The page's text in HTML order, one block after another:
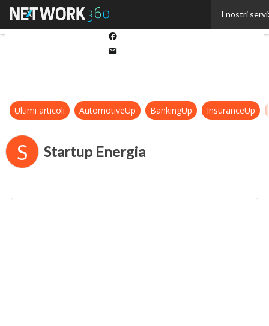
I nostri
Ultimi articoli AutomotiveUp BankingUp InsuranceUp
S Startup Energia